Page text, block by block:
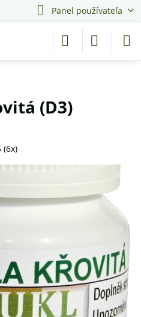
Panel používateľa
(D3)
(6x)